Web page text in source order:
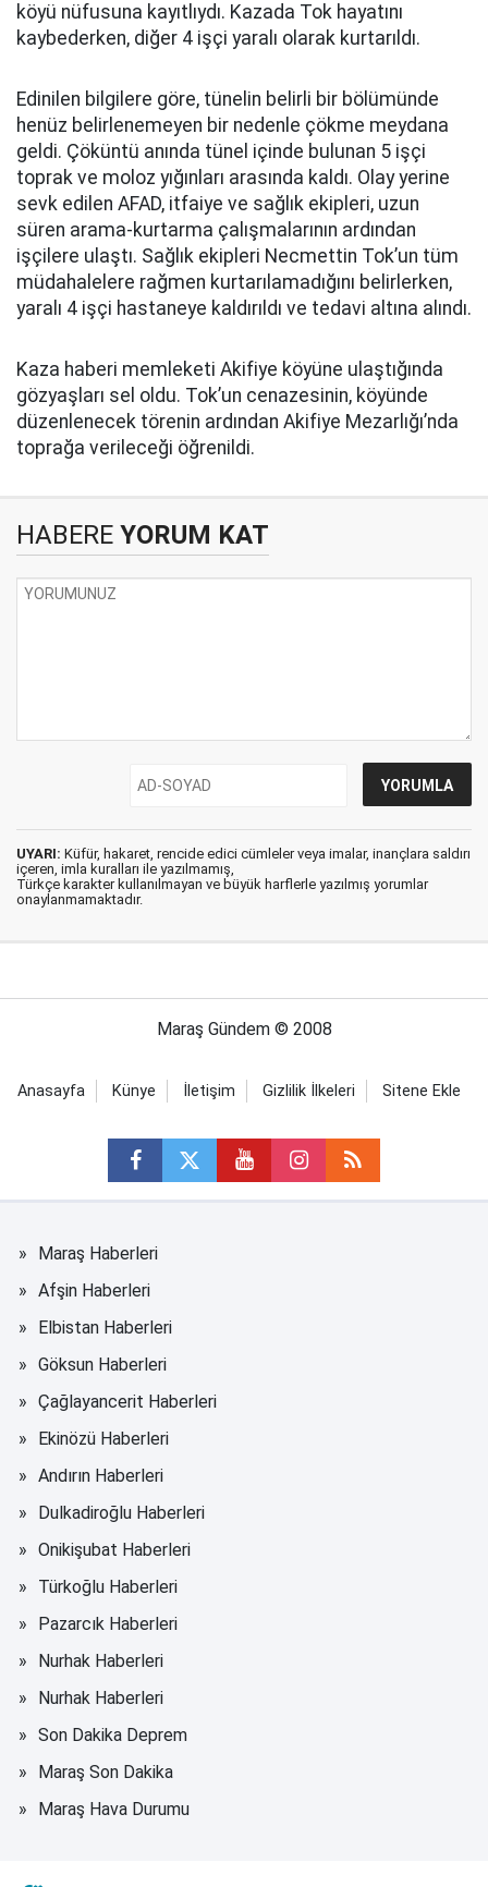
köyü nüfusuna kayıtlıydı. Kazada Tok hayatını
kaybederken, diğer 4 işçi yaralı olarak kurtarıldı.
Edinilen bilgilere göre, tünelin belirli bir bölümünde
henüz belirlenemeyen bir nedenle çökme meydana
geldi. Çöküntü anında tünel içinde bulunan 5 işçi
toprak ve moloz yığınları arasında kaldı. Olay yerine
sevk edilen AFAD, itfaiye ve sağlık ekipleri, uzun
süren arama-kurtarma çalışmalarının ardından
işçilere ulaştı. Sağlık ekipleri Necmettin Tok’un tüm
müdahalelere rağmen kurtarılamadığını belirlerken,
yaralı 4 işçi hastaneye kaldırıldı ve tedavi altına alındı.
Kaza haberi memleketi Akifiye köyüne ulaştığında
gözyaşları sel oldu. Tok’un cenazesinin, köyünde
düzenlenecek törenin ardından Akifiye Mezarlığı’nda
toprağa verileceği öğrenildi.
HABERE YORUM KAT
UYARI: Küfür, hakaret, rencide edici cümleler veya imalar, inançlara saldırı
içeren, imla kuralları ile yazılmamış,
Türkçe karakter kullanılmayan ve büyük harflerle yazılmış yorumlar
onaylanmamaktadır.
Maraş Gündem © 2008
Anasayfa Künye İletişim Gizlilik İlkeleri Sitene Ekle
Maraş Haberleri
Afşin Haberleri
Elbistan Haberleri
Göksun Haberleri
Çağlayancerit Haberleri
Ekinözü Haberleri
Andırın Haberleri
Dulkadiroğlu Haberleri
Onikişubat Haberleri
Türkoğlu Haberleri
Pazarcık Haberleri
Nurhak Haberleri
Nurhak Haberleri
Son Dakika Deprem
Maraş Son Dakika
Maraş Hava Durumu